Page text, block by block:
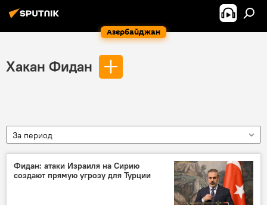
Азербайджан
Хакан Фидан
За период
Фидан: атаки Израиля на Сирию
создают прямую угрозу для Турции